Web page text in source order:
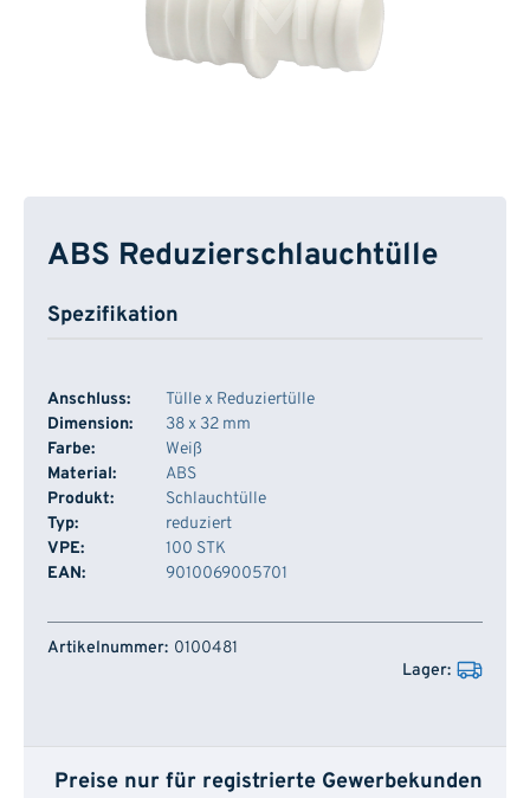
ABS Reduzierschlauchtülle
Spezifikation
Anschluss:
Tülle x Reduziertülle
Dimension:
38 x 32 mm
Farbe:
Weiß
Material:
ABS
Produkt:
Schlauchtülle
Typ:
reduziert
VPE:
100 STK
EAN:
9010069005701
Artikelnummer Lager
0100481
Preise nur für registrierte Gewerbekunden